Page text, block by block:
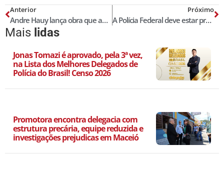
Anterior
Andre Hauy lança obra que aborda as estatísticas policiais sob a visão do delegado
Próximo
A Polícia Federal deve estar protegida
Mais lidas
Jonas Tomazi é aprovado, pela 3ª vez,
na Lista dos Melhores Delegados de
Polícia do Brasil! Censo 2026
Promotora encontra delegacia com
estrutura precária, equipe reduzida e
investigações prejudicas em Maceió